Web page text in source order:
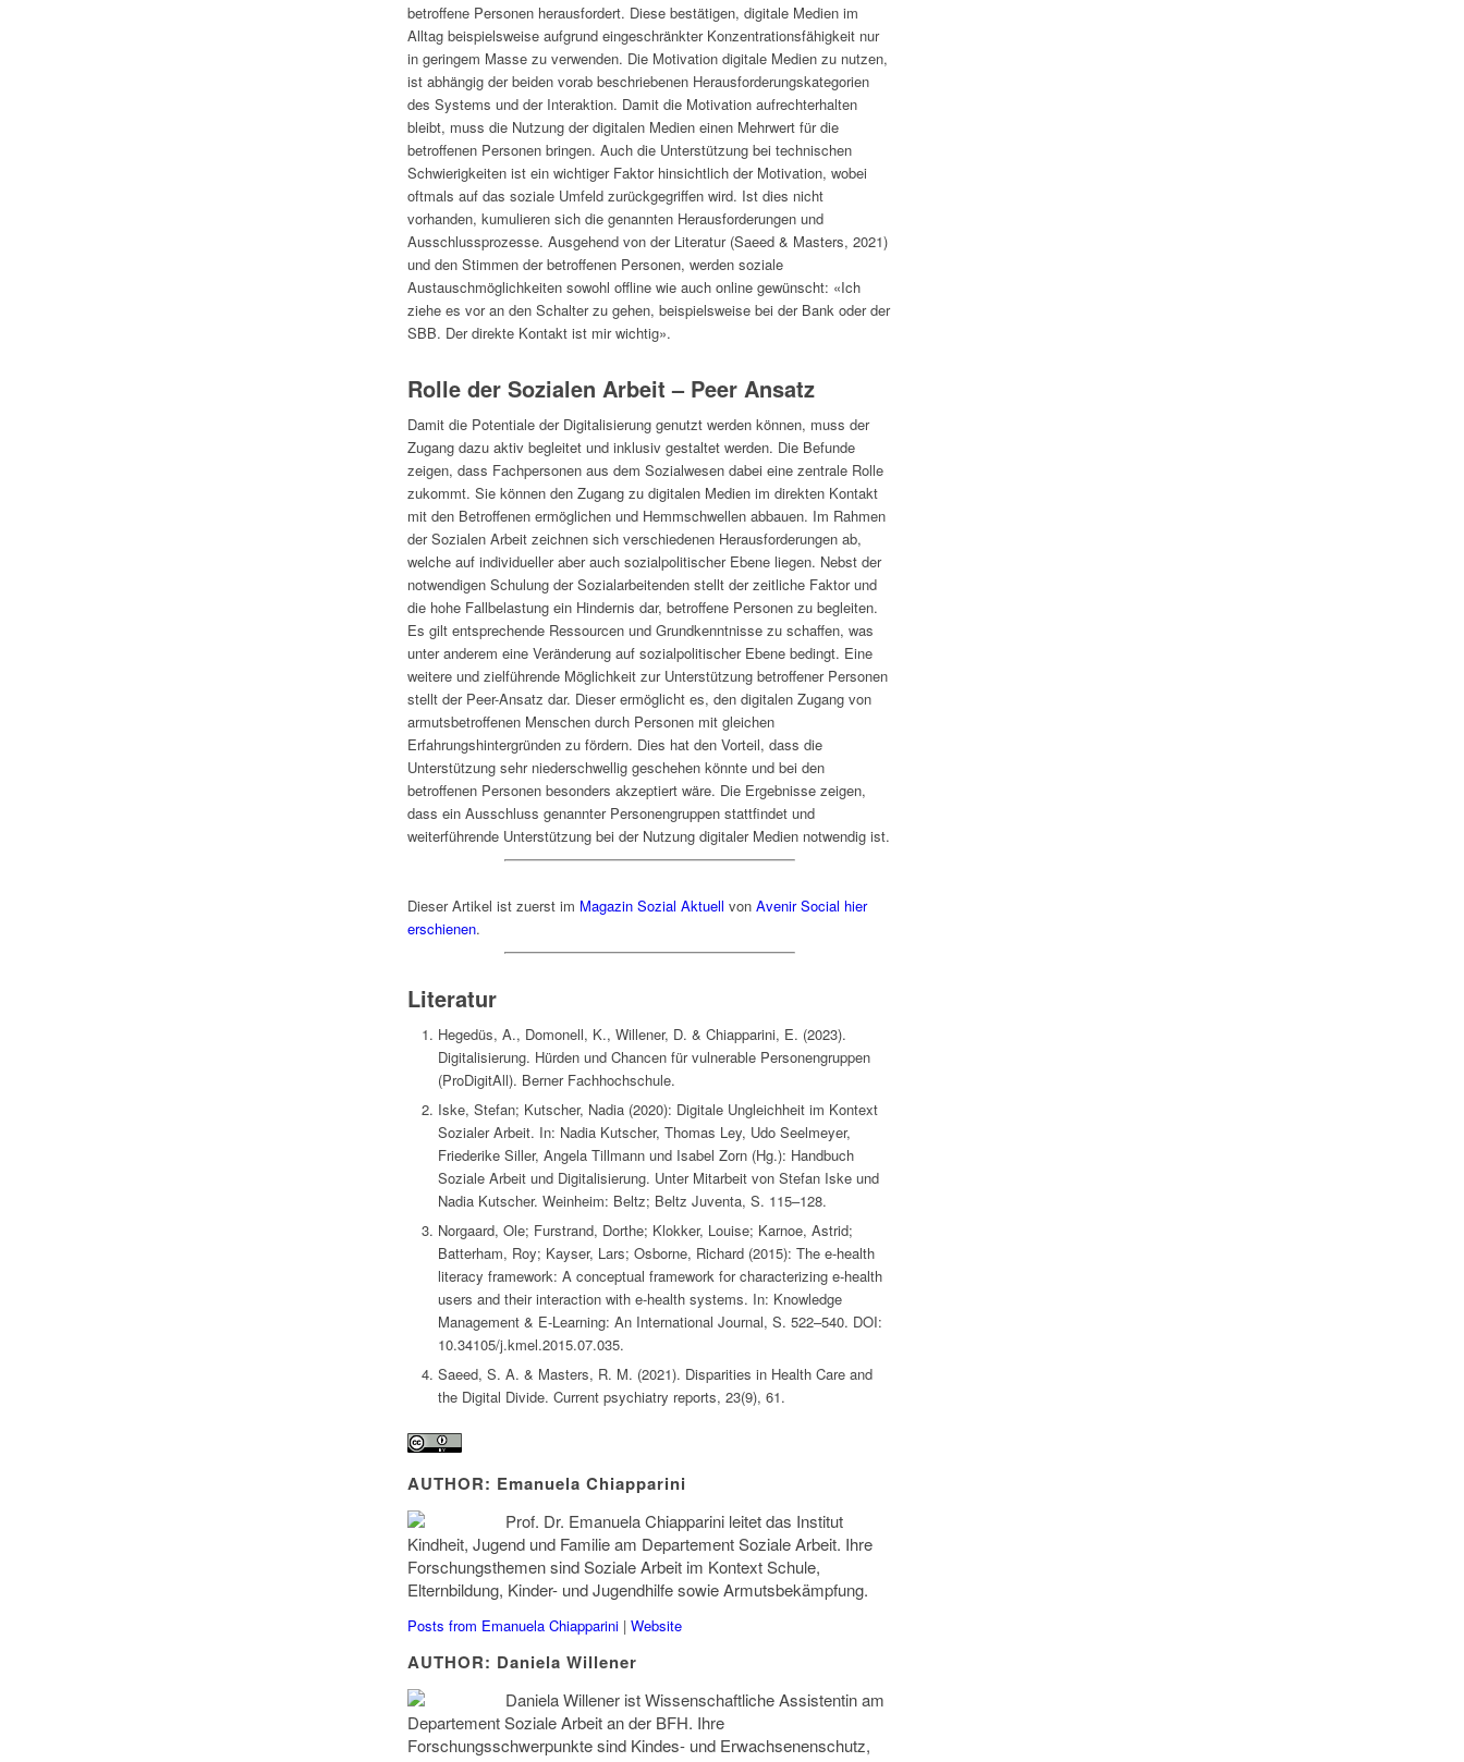
betroffene Personen herausfordert. Diese bestätigen, digitale Medien im
Alltag beispielsweise aufgrund eingeschränkter Konzentrationsfähigkeit nur
in geringem Masse zu verwenden. Die Motivation digitale Medien zu nutzen,
ist abhängig der beiden vorab beschriebenen Herausforderungskategorien
des Systems und der Interaktion. Damit die Motivation aufrechterhalten
bleibt, muss die Nutzung der digitalen Medien einen Mehrwert für die
betroffenen Personen bringen. Auch die Unterstützung bei technischen
Schwierigkeiten ist ein wichtiger Faktor hinsichtlich der Motivation, wobei
oftmals auf das soziale Umfeld zurückgegriffen wird. Ist dies nicht
vorhanden, kumulieren sich die genannten Herausforderungen und
Ausschlussprozesse. Ausgehend von der Literatur (Saeed & Masters, 2021)
und den Stimmen der betroffenen Personen, werden soziale
Austauschmöglichkeiten sowohl offline wie auch online gewünscht: «Ich
ziehe es vor an den Schalter zu gehen, beispielsweise bei der Bank oder der
SBB. Der direkte Kontakt ist mir wichtig».
Rolle der Sozialen Arbeit – Peer Ansatz
Damit die Potentiale der Digitalisierung genutzt werden können, muss der
Zugang dazu aktiv begleitet und inklusiv gestaltet werden. Die Befunde
zeigen, dass Fachpersonen aus dem Sozialwesen dabei eine zentrale Rolle
zukommt. Sie können den Zugang zu digitalen Medien im direkten Kontakt
mit den Betroffenen ermöglichen und Hemmschwellen abbauen. Im Rahmen
der Sozialen Arbeit zeichnen sich verschiedenen Herausforderungen ab,
welche auf individueller aber auch sozialpolitischer Ebene liegen. Nebst der
notwendigen Schulung der Sozialarbeitenden stellt der zeitliche Faktor und
die hohe Fallbelastung ein Hindernis dar, betroffene Personen zu begleiten.
Es gilt entsprechende Ressourcen und Grundkenntnisse zu schaffen, was
unter anderem eine Veränderung auf sozialpolitischer Ebene bedingt. Eine
weitere und zielführende Möglichkeit zur Unterstützung betroffener Personen
stellt der Peer-Ansatz dar. Dieser ermöglicht es, den digitalen Zugang von
armutsbetroffenen Menschen durch Personen mit gleichen
Erfahrungshintergründen zu fördern. Dies hat den Vorteil, dass die
Unterstützung sehr niederschwellig geschehen könnte und bei den
betroffenen Personen besonders akzeptiert wäre. Die Ergebnisse zeigen,
dass ein Ausschluss genannter Personengruppen stattfindet und
weiterführende Unterstützung bei der Nutzung digitaler Medien notwendig ist.
Dieser Artikel ist zuerst im Magazin Sozial Aktuell von Avenir Social hier
erschienen.
Literatur
Hegedüs, A., Domonell, K., Willener, D. & Chiapparini, E. (2023).
Digitalisierung. Hürden und Chancen für vulnerable Personengruppen
(ProDigitAll). Berner Fachhochschule.
Iske, Stefan; Kutscher, Nadia (2020): Digitale Ungleichheit im Kontext
Sozialer Arbeit. In: Nadia Kutscher, Thomas Ley, Udo Seelmeyer,
Friederike Siller, Angela Tillmann und Isabel Zorn (Hg.): Handbuch
Soziale Arbeit und Digitalisierung. Unter Mitarbeit von Stefan Iske und
Nadia Kutscher. Weinheim: Beltz; Beltz Juventa, S. 115–128.
Norgaard, Ole; Furstrand, Dorthe; Klokker, Louise; Karnoe, Astrid;
Batterham, Roy; Kayser, Lars; Osborne, Richard (2015): The e-health
literacy framework: A conceptual framework for characterizing e-health
users and their interaction with e-health systems. In: Knowledge
Management & E-Learning: An International Journal, S. 522–540. DOI:
10.34105/j.kmel.2015.07.035.
Saeed, S. A. & Masters, R. M. (2021). Disparities in Health Care and
the Digital Divide. Current psychiatry reports, 23(9), 61.
AUTHOR: Emanuela Chiapparini
Prof. Dr. Emanuela Chiapparini leitet das Institut
Kindheit, Jugend und Familie am Departement Soziale Arbeit. Ihre
Forschungsthemen sind Soziale Arbeit im Kontext Schule,
Elternbildung, Kinder- und Jugendhilfe sowie Armutsbekämpfung.
Posts from Emanuela Chiapparini| Website
AUTHOR: Daniela Willener
Daniela Willener ist Wissenschaftliche Assistentin am
Departement Soziale Arbeit an der BFH. Ihre
Forschungsschwerpunkte sind Kindes- und Erwachsenenschutz,